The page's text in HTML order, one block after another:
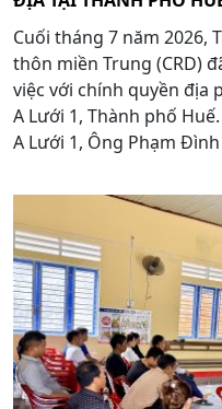
Cuối tháng 7 năm 2026,
thôn miền Trung (CRD)
việc với chính quyền địa
A Lưới 1, Thành phố
A Lưới 1, Ông Phạm